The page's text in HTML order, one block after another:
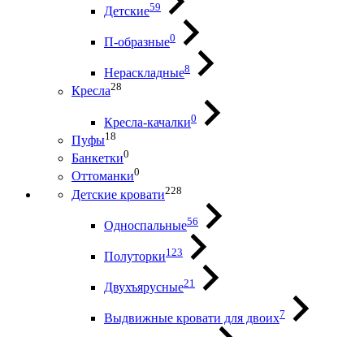
Детские59
П-образные0
Нераскладные8
Кресла28
Кресла-качалки0
Пуфы18
Банкетки0
Оттоманки0
Детские кровати228
Односпальные56
Полуторки123
Двухъярусные21
Выдвижные кровати для двоих7